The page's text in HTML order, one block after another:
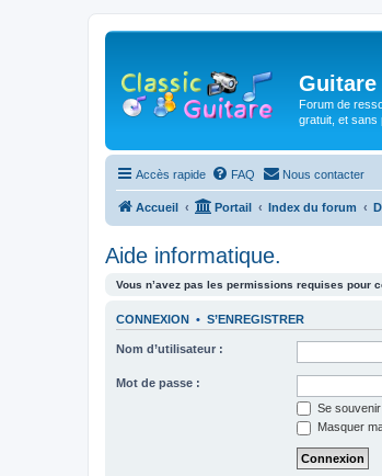
Guitare
Forum de
gratuit, et sans
Accès rapide FAQ Nous contacter
Accueil Portail Index du forum
Aide informatique.
Vous n’avez pas les permissions requises pour
CONNEXION • S’ENREGISTRER
Nom d’utilisateur :
Mot de passe :
Se
Masquer